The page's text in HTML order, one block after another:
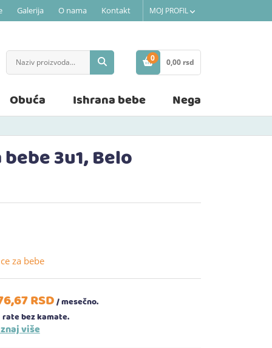
Galerija O nama Kontakt MOJ PROFIL
0
STAVKE
0,00 rsd
Obuća Ishrana bebe Nega
3u1, Belo
za bebe
67RSD/ mesečno.
rate bez kamate.
više